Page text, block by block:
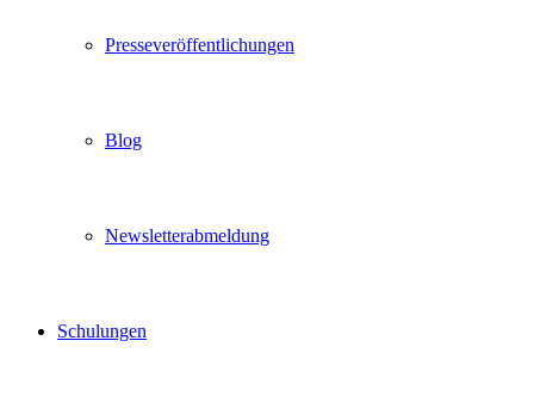
Presseveröffentlichungen
Blog
Newsletterabmeldung
Schulungen